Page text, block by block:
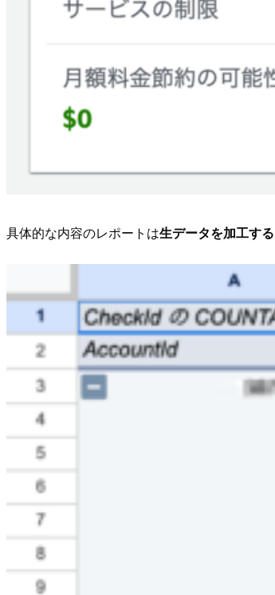
具体的な内容のレポートは生データを加工する